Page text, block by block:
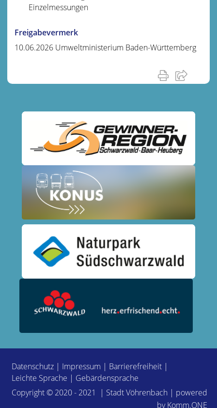
Einzelmessungen
Freigabevermerk
10.06.2026 Umweltministerium Baden-Württemberg
Datenschutz | Impressum | Barrierefreiheit |
Leichte Sprache | Gebärdensprache
Copyright © 2020 - 2021 | Stadt Vöhrenbach | powered
byKomm.ONE